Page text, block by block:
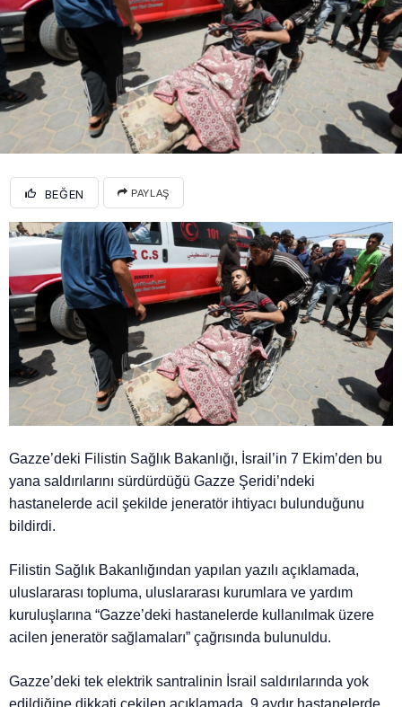
BEĞEN PAYLAŞ
Gazze’deki Filistin Sağlık Bakanlığı, İsrail’in 7 Ekim’den bu
yana saldırılarını sürdürdüğü Gazze Şeridi’ndeki
hastanelerde acil şekilde jeneratör ihtiyacı bulunduğunu
bildirdi.
Filistin Sağlık Bakanlığından yapılan yazılı açıklamada,
uluslararası topluma, uluslararası kurumlara ve yardım
kuruluşlarına “Gazze’deki hastanelerde kullanılmak üzere
acilen jeneratör sağlamaları” çağrısında bulunuldu.
Gazze’deki tek elektrik santralinin İsrail saldırılarında yok
edildiğine dikkati çekilen açıklamada, 9 aydır hastanelerde